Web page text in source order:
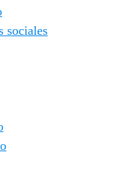
sociales